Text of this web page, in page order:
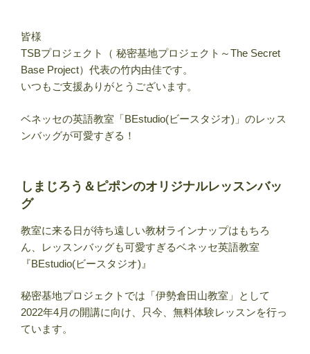
皆様
TSBプロジェクト（ 秘密基地プロジェクト～The Secret
Base Project）代表の竹内由佳です。
いつもご支援ありがとうございます。
ベネッセの英語教室「BEstudio(ビースタジオ)」のレッス
ンバッグが可愛すぎる！
しまじろう＆ピポンのオリジナルレッスンバッ
グ
教室に来る日が待ち遠しい教材ラインナップはもちろ
ん、レッスンバッグも可愛すぎるベネッセ英語教室
『BEstudio(ビースタジオ)』
秘密基地プロジェクトでは「伊勢倉田山教室」として
2022年4月の開講に向け、只今、無料体験レッスンを行っ
ています。